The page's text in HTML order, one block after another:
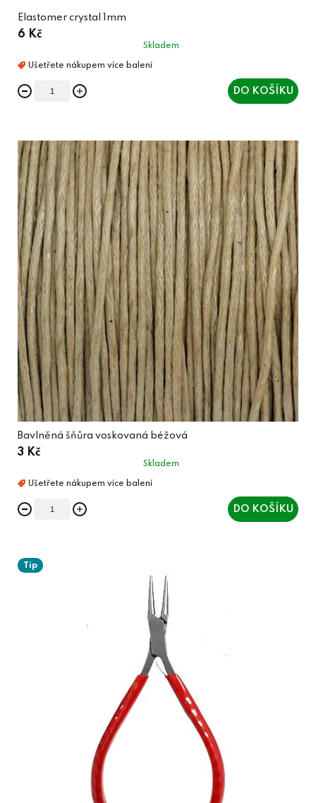
Elastomer crystal 1mm
6 Kč
Skladem
DO KOŠÍKU
Bavlněná šňůra voskovaná béžová
3 Kč
Skladem
DO KOŠÍKU
Tip